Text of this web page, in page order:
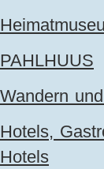
PAHLHUUS
Wandern
Hotels,
Hotels